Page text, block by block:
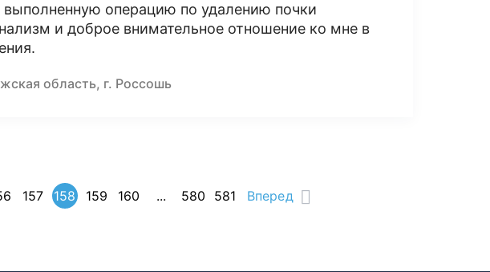
выполненную операцию по удалению почки
и доброе внимательное отношение ко мне в
область, г. Россошь
157 158 159 160 ... 580 581 Вперед